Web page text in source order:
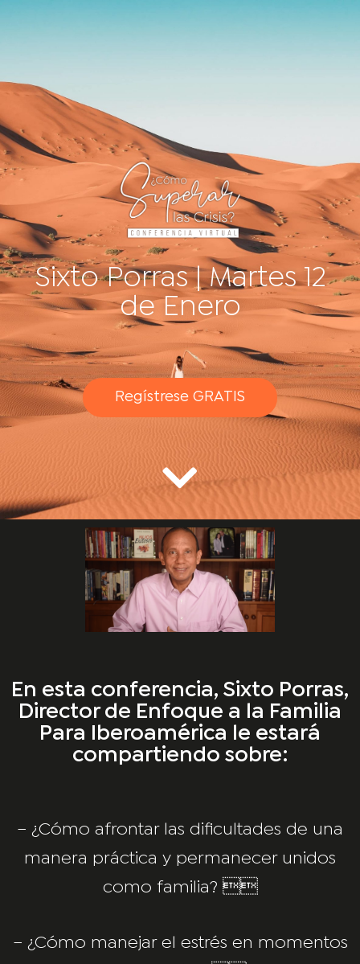
Sixto Porras | Martes 12
de Enero
Regístrese GRATIS
En esta conferencia, Sixto Porras,
Director de Enfoque a la Familia
Para Iberoamérica le estará
compartiendo sobre:
– ¿Cómo afrontar las dificultades de una
manera práctica y permanecer unidos
como familia? 
– ¿Cómo manejar el estrés en momentos